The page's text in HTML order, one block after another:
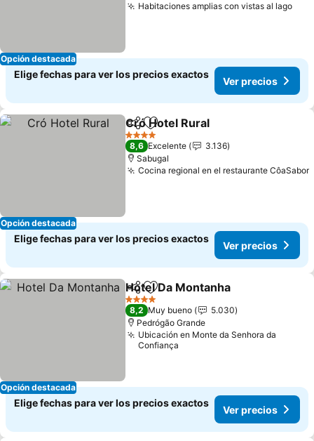
Opción destacada
Habitaciones amplias con vistas al lago
Elige fechas para ver los precios exactos
Ver precios
Opción destacada
CompartirAgregar a favoritos
Cró Hotel Rural
4 Estrellas
8,6 Excelente
3.136
Sabugal
Cocina regional en el restaurante CôaSabor
Elige fechas para ver los precios exactos
Ver precios
Opción destacada
CompartirAgregar a favoritos
Hotel Da Montanha
4 Estrellas
8,2 Muy bueno
5.030
Pedrógão Grande
Ubicación en Monte da Senhora da
Confiança
Elige fechas para ver los precios exactos
Ver precios